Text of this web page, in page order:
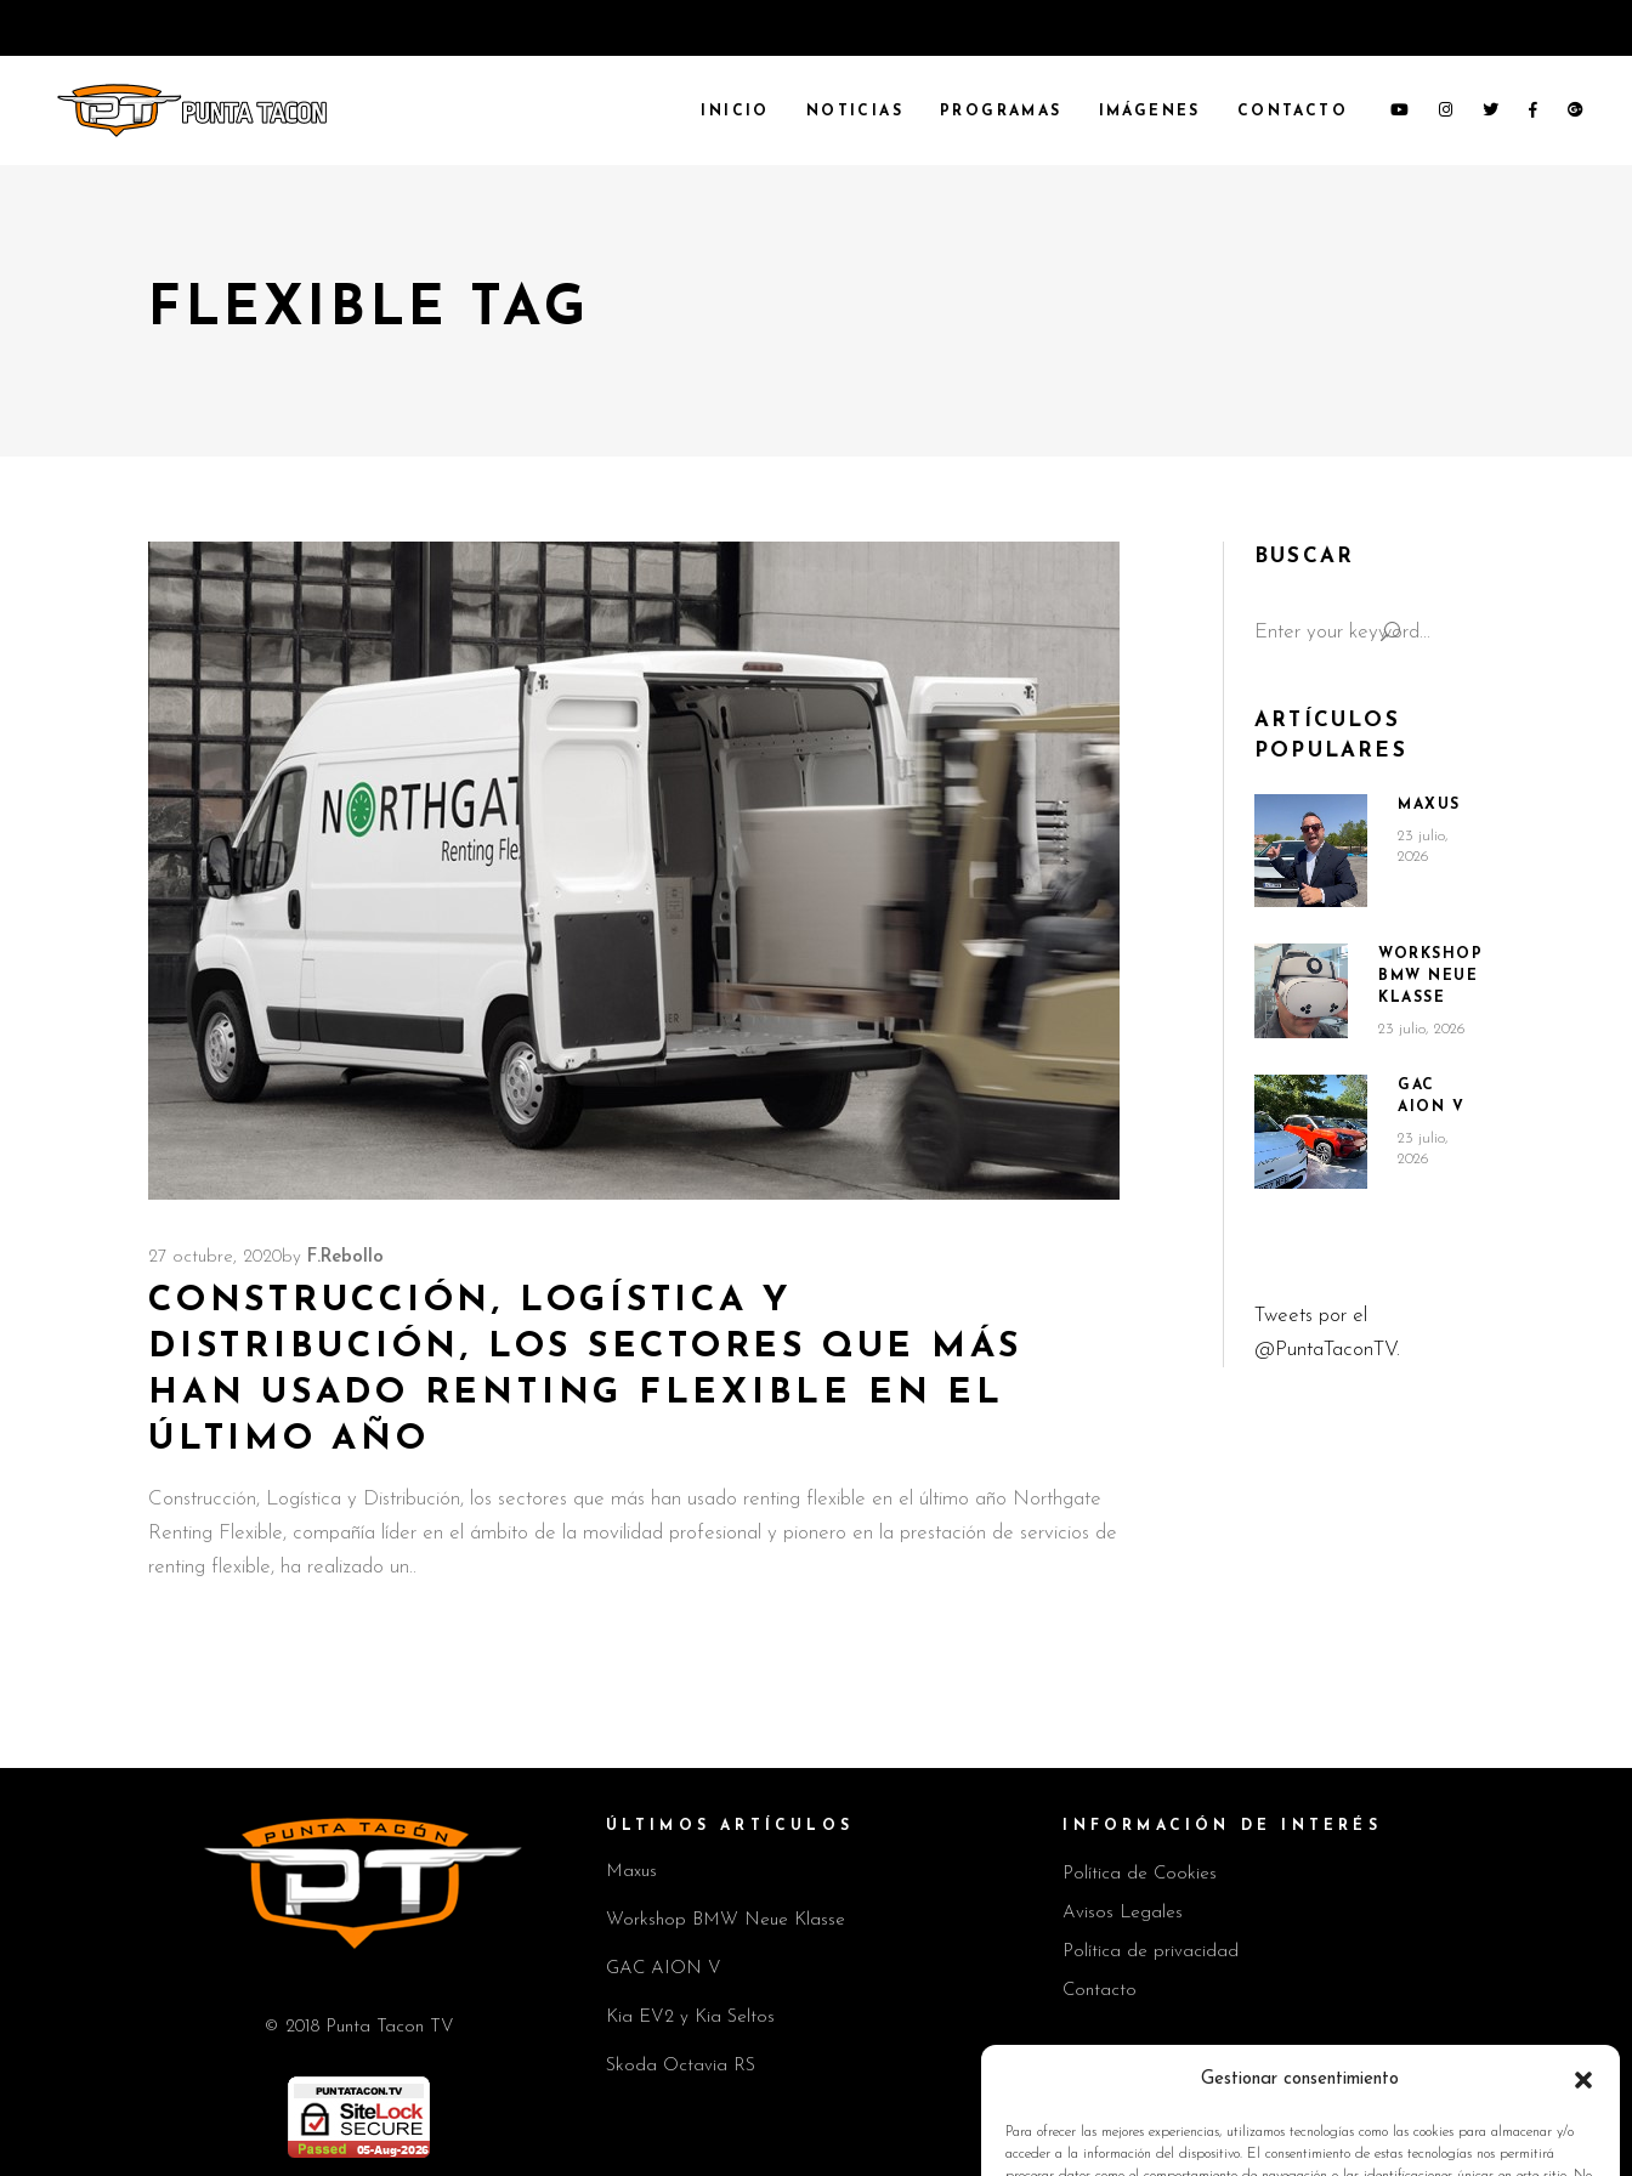
Gestionar consentimiento
Para ofrecer las mejores experiencias, utilizamos tecnologías como las cookies para almacenar y/o
acceder a la información del dispositivo. El consentimiento de estas tecnologías nos permitirá
INICIO NOTICIAS PROGRAMAS IMÁGENES CONTACTO
FLEXIBLE TAG
27 octubre, 2020by F.Rebollo
CONSTRUCCIÓN, LOGÍSTICA Y
DISTRIBUCIÓN, LOS SECTORES QUE MÁS
HAN USADO RENTING FLEXIBLE EN EL
ÚLTIMO AÑO
Construcción, Logística y Distribución, los sectores que más han usado renting flexible en el último año Northgate
Renting Flexible, compañía líder en el ámbito de la movilidad profesional y pionero en la prestación de servicios de
renting flexible, ha realizado un
BUSCAR
for:
ARTÍCULOS
POPULARES
MAXUS
23 julio,
2026
WORKSHOP
BMW NEUE
KLASSE
23 julio, 2026
GAC
AION V
23 julio,
2026
Tweets por el
@PuntaTaconTV.
© 2018 Punta Tacon TV
ÚLTIMOS ARTÍCULOS
Maxus
Workshop BMW Neue Klasse
GAC AION V
Kia EV2 y Kia Seltos
Skoda Octavia RS
INFORMACIÓN DE INTERÉS
Política de Cookies
Avisos Legales
Política de privacidad
Contacto